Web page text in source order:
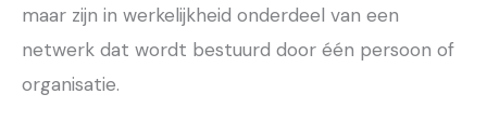
maar zijn in werkelijkheid onderdeel van een
netwerk dat wordt bestuurd door één persoon of
organisatie.